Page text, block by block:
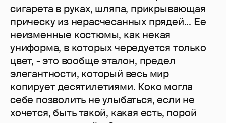
сигарета в руках, шляпа, прикрывающая
прическу из нерасчесанных прядей... Ее
неизменные костюмы, как некая
униформа, в которых чередуется только
цвет, - это вообще эталон, предел
элегантности, который весь мир
копирует десятилетиями. Коко могла
себе позволить не улыбаться, если не
хочется, быть такой, какая есть, порой